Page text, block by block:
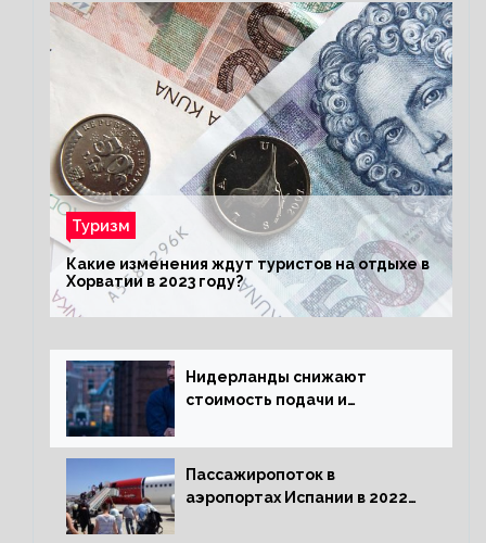
Туризм
Какие изменения ждут туристов на отдыхе в
Хорватии в 2023 году?
Нидерланды снижают
стоимость подачи и
жительство
Пассажиропоток в
аэропортах Испании в 2022